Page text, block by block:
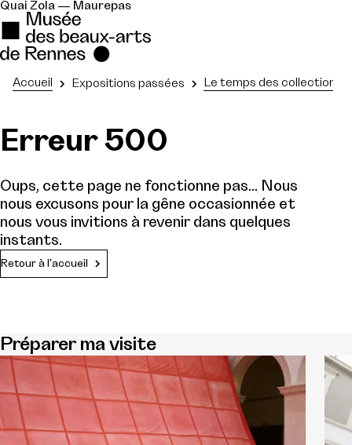
Quai Zola — Maurepas
Accueil Expositions passées Le temps des
Erreur 500
Oups, cette page ne fonctionne pas... Nous
nous excusons pour la gêne occasionnée et
nous vous invitions à revenir dans quelques
instants.
Retour à l'accueil
Préparer ma visite